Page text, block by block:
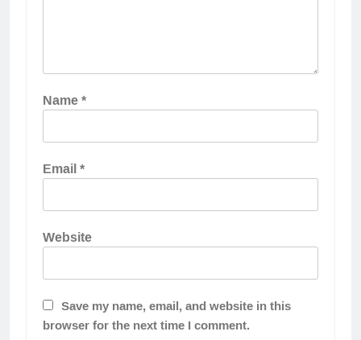
Name*
Email*
Website
Save my name, email, and website in this
browser for the next time I comment.